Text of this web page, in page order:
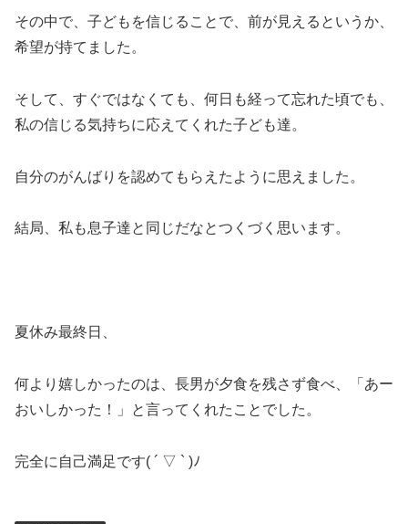
その中で、子どもを信じることで、前が見えるというか、
希望が持てました。
そして、すぐではなくても、何日も経って忘れた頃でも、
私の信じる気持ちに応えてくれた子ども達。
自分のがんばりを認めてもらえたように思えました。
結局、私も息子達と同じだなとつくづく思います。
夏休み最終日、
何より嬉しかったのは、長男が夕食を残さず食べ、「あー
おいしかった！」と言ってくれたことでした。
完全に自己満足です( ´ ▽ ` )ﾉ